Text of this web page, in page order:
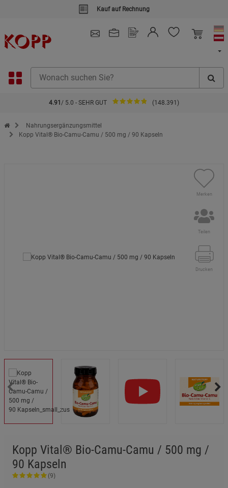
Kauf auf Rechnung
4.91 / 5.0 - SEHR GUT (148.391)
Zur Startseite des Kopp Verlag Online-Shop
Nahrungsergänzungsmittel
Kopp Vital® Bio-Camu-Camu / 500 mg / 90 Kapseln
Merken
Teilen
Drucken
Kopp Vital® Bio-Camu-Camu / 500 mg /
90 Kapseln
(9)